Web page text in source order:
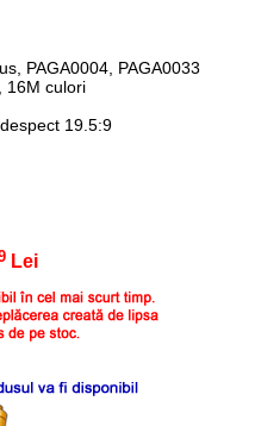
PAGA0004, PAGA0033
16M culori
19.5:9
Lei